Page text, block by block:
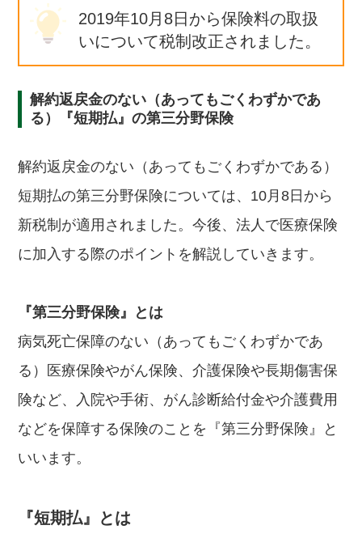
2019年10月8日から保険料の取扱
いについて税制改正されました。
解約返戻金のない（あってもごくわずかであ
る）『短期払』の第三分野保険
解約返戻金のない（あってもごくわずかである）
短期払の第三分野保険については、10月8日から
新税制が適用されました。今後、法人で医療保険
に加入する際のポイントを解説していきます。
『第三分野保険』とは
病気死亡保障のない（あってもごくわずかであ
る）医療保険やがん保険、介護保険や長期傷害保
険など、入院や手術、がん診断給付金や介護費用
などを保障する保険のことを『第三分野保険』と
いいます。
『短期払』とは